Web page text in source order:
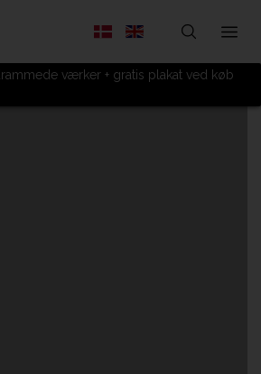
værker + gratis plakat ved køb